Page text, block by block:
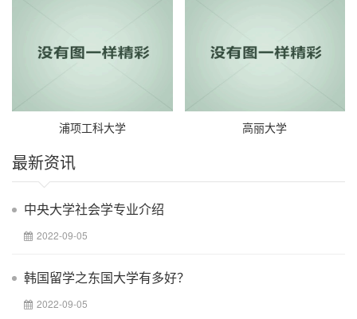
浦项工科大学 高丽大学
最新资讯
中央大学社会学专业介绍
2022-09-05
韩国留学之东国大学有多好？
2022-09-05